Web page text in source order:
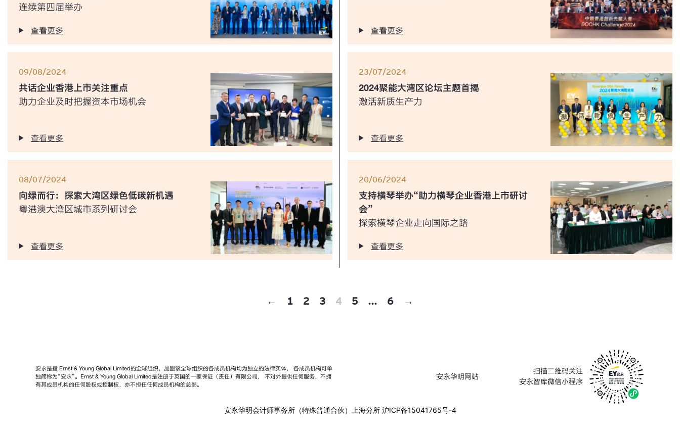
连续第四届举办
查看更多 查看更多
09/08/2024
共话企业香港上市关注重点
助力企业及时把握资本市场机会
查看更多
23/07/2024
2024聚能大湾区论坛主题首揭
激活新质生产力
查看更多
08/07/2024
向绿而行：探索大湾区绿色低碳新机遇
粤港澳大湾区城市系列研讨会
查看更多
20/06/2024
支持横琴举办“助力横琴企业香港上市研讨
会”
探索横琴企业走向国际之路
查看更多
← 1 2 3 4 5 ... 6 →
安永是指 Ernst & Young Global Limited的全球组织，加盟该全球组织的各成员机构均为独立的法律实体， 各成员机构可单
独简称为“安永”。Ernst & Young Global Limited是注册于英国的一家保证（责任）有限公司， 不对外提供任何服务，不拥
有其成员机构的任何股权或控制权，亦不担任任何成员机构的总部。
安永华明网站
扫描二维码关注
安永智库微信小程序
安永华明会计师事务所（特殊普通合伙）上海分所 沪ICP备15041765号-4